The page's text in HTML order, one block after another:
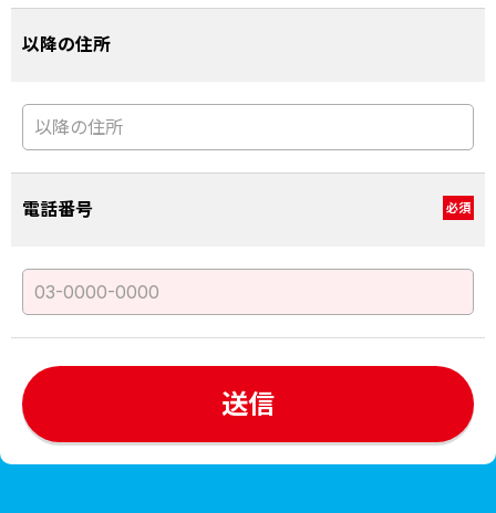
以降の住所
電話番号 必須